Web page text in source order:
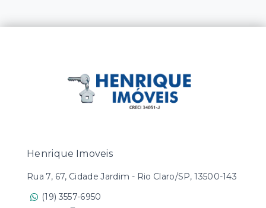
Henrique Imoveis
Rua 7, 67, Cidade Jardim - Rio Claro/SP, 13500-143
(19) 3557-6950